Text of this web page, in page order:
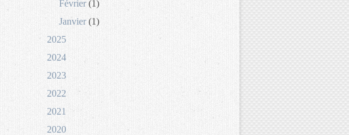
Février(1)
Janvier (1)
2025
2024
2023
2022
2021
2020